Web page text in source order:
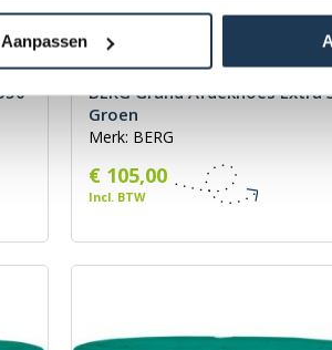
Aanpassen
BERG Grand Afdekhoes Extra
Groen
Merk: BERG
€ 105,00
Incl. BTW